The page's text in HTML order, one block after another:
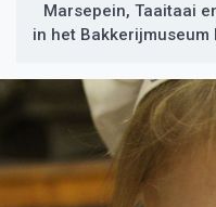
Marsepein, Taaitaai
in het Bakkerijmuseum